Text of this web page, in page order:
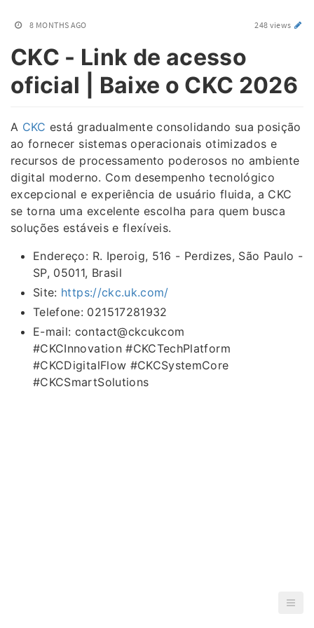
8 MONTHS AGO 248 views
CKC - Link de acesso
oficial | Baixe o CKC 2026
A CKC está gradualmente consolidando sua posição
ao fornecer sistemas operacionais otimizados e
recursos de processamento poderosos no ambiente
digital moderno. Com desempenho tecnológico
excepcional e experiência de usuário fluida, a CKC
se torna uma excelente escolha para quem busca
soluções estáveis ​​e flexíveis.
Endereço: R. Iperoig, 516 - Perdizes, São Paulo -
SP, 05011, Brasil
Site: https://ckc.uk.com/
Telefone: 021517281932
E-mail: contact@ckcukcom
#CKCInnovation #CKCTechPlatform
#CKCDigitalFlow #CKCSystemCore
#CKCSmartSolutions